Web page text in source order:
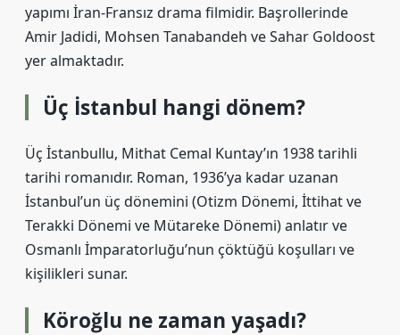
yapımı İran-Fransız drama filmidir. Başrollerinde
Amir Jadidi, Mohsen Tanabandeh ve Sahar Goldoost
yer almaktadır.
Üç İstanbul hangi dönem?
Üç İstanbullu, Mithat Cemal Kuntay’ın 1938 tarihli
tarihi romanıdır. Roman, 1936’ya kadar uzanan
İstanbul’un üç dönemini (Otizm Dönemi, İttihat ve
Terakki Dönemi ve Mütareke Dönemi) anlatır ve
Osmanlı İmparatorluğu’nun çöktüğü koşulları ve
kişilikleri sunar.
Köroğlu ne zaman yaşadı?